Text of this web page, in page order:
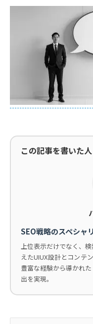
この記事を書いた人
SEO戦略のスペシャ
上位表示だけでなく、
えたUIUX設計とコンテ
豊富な経験から導かれ
出を実現。